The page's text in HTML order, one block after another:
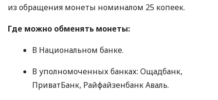
из обращения монеты номиналом 25 копеек.
Где можно обменять монеты:
В Национальном банке.
В уполномоченных банках: Ощадбанк,
ПриватБанк, Райфайзенбанк Аваль.